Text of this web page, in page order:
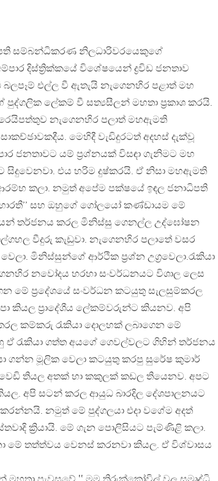
සම්බන්ධිකරණ නිලධාරිවරයෙකුගේ
දිස්ත්‍රික්කයේ විශේෂයෙන් ද්‍රවිඩ ජනතාව
බලපෑම් එල්ල වී ඇතැයි නැගෙනහිර පළාත් මහ
ලේකම් වී සත්‍යසීලන් මහතා ප්‍රකාශ කරයි.
නැගෙනහිර පලාත් මහඇමති
මෙහිදී වැඩිදුරටත් අදහස් දැක්වූ
ජනතාවට යම් ප්‍රශ්නයක් විසඳා ගැනිමට මහ
සිදුවෙනවා. එය හරිම දුෂ්කරයි. ඒ නිසා මහඇමති
කලා. නමුත් අපේම පක්ෂයේ ඉඳල ජනාධිපති
සහ ඔහුගේ ගෝලයෝ කණ්ඩායම මේ
තර්ජනය කරල මිනිස්සු ගෙනල්ල උද්ඝෝෂන
වීදුරු කැඩුවා. නැගෙනහිර පලාතේ වසර
මිනිස්සුන්ගේ ආර්ථික ප්‍රශ්න උග්‍රවෙලා.රැකියා
නවෝදය හරහා සංවර්ධනයට විශාල ලෙස
මේ ප්‍රදේශයේ සංවර්ධන කටයුතු සැලසුම්කරල
කියල ප්‍රාදේශීය ලේකම්වරුන්ට කියනව. අපි
කම්කරු රැකියා දොලහක් ලබාගෙන මේ
ඒ රැකියා ගත්ත අයගේ ගෙවල්වලට ගිහින් තර්ජනය
ගන්න මූලික වෙලා කටයුතු කරපු සුරේෂ කුමාර්
තියල අතක් හා කකුලක් කඩල තියෙනව. අපට
අපි සටන් කරල ආයුධ බාරදිල දේශපාලනයට
නමුත් මේ පුද්ගලයා එදා වගේම අදත්
ක්‍රියායි. මේ ගැන පොලිසියට පැම්ණිළි කලා.
මේ තත්ත්වය වෙනස් කරනවා කියල. ඒ විශ්වාසය